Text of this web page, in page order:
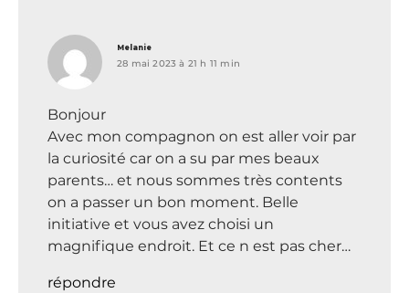
Melanie
28 mai 2023 à 21 h 11 min
Bonjour
Avec mon compagnon on est aller voir par
la curiosité car on a su par mes beaux
parents… et nous sommes très contents
on a passer un bon moment. Belle
initiative et vous avez choisi un
magnifique endroit. Et ce n est pas cher…
répondre